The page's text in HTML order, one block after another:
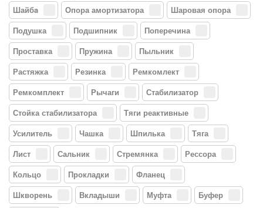
Шайбa
Опора амортизатора
Шаровая опора
Подушка
Подшипник
Поперечина
Проставка
Пружина
Пыльник
Растяжка
Резинка
Ремкомлект
Ремкомплект
Рычаги
Стабилизатор
Стойка стабилизатора
Тяги реактивные
Усилитель
Чашка Шпилька
Тяга
Лист
Сальник Стремянка
Рессора
Кольцо
Прокладки
Фланец
Шкворень
Вкладыши Муфта
Буфер